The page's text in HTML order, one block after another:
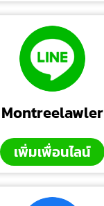
Montreelawler
เพิ่มเพื่อนไลน์